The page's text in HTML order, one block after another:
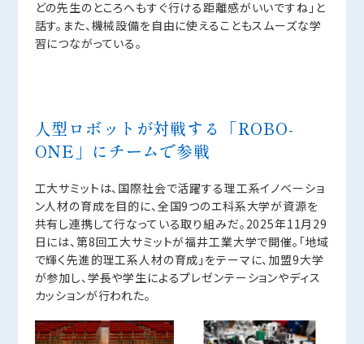
どの先生のところへもすぐ行ける距離感がいいですね」と
話す。また、機械設備を自由に使えることもスムーズな学
習につながっている。
人型ロボットが対戦する「ROBO-
ONE」にチームで参戦
工大サミットは、国際社会で活躍する理工系イノベーショ
ン人材の育成を目的に、全国9つのエ科系大学が資源を
共有し連携して行なっている取り組みだ。2025年11月29
日には、第8回工大サミットが福井工業大学で開催。「地域
で輝く先進的理工系人材の育成」をテーマに、加盟9大学
が参加し、学長や学生によるプレゼンテーションやディス
カッションが行われた。